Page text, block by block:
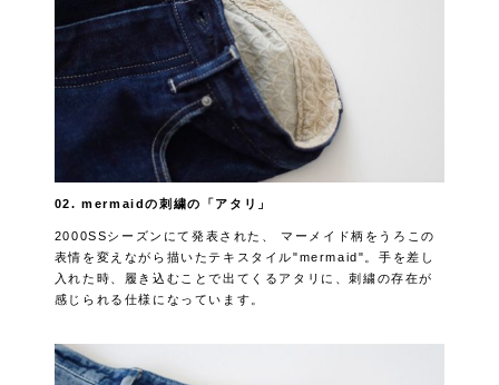
02. mermaidの刺繍の「アタリ」
2000SSシーズンにて発表された、 マーメイド柄をうろこの
表情を変えながら描いたテキスタイル"mermaid"。手を差し
入れた時、履き込むことで出てくるアタリに、刺繍の存在が
感じられる仕様になっています。